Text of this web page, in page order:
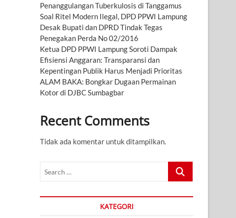
Penanggulangan Tuberkulosis di Tanggamus
Soal Ritel Modern Ilegal, DPD PPWI Lampung
Desak Bupati dan DPRD Tindak Tegas
Penegakan Perda No 02/2016
Ketua DPD PPWI Lampung Soroti Dampak
Efisiensi Anggaran: Transparansi dan
Kepentingan Publik Harus Menjadi Prioritas
ALAM BAKA: Bongkar Dugaan Permainan
Kotor di DJBC Sumbagbar
Recent Comments
Tidak ada komentar untuk ditampilkan.
Search
KATEGORI